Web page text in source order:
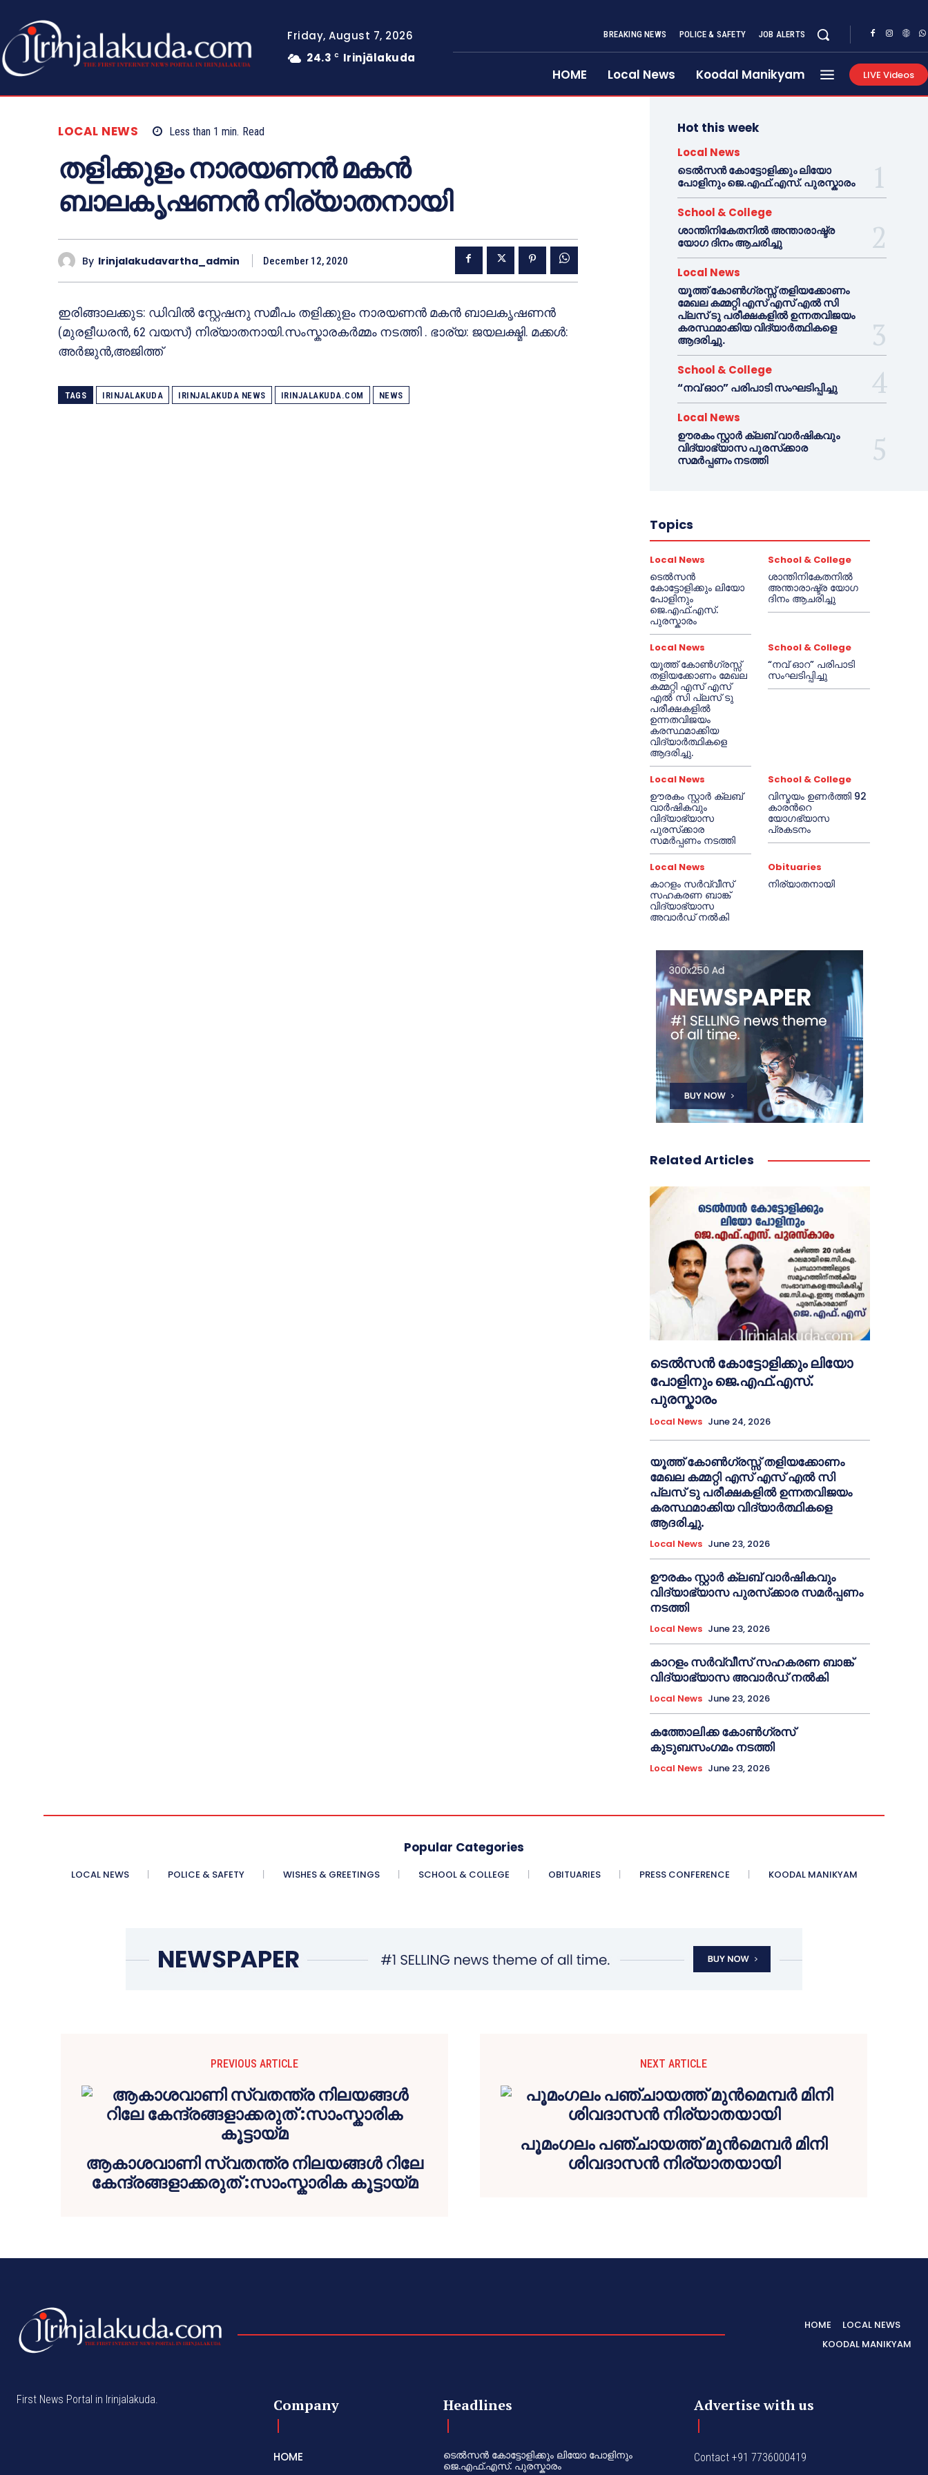
Friday, August 7, 2026
24.3 C Irinjālakuda
BREAKING NEWS POLICE & SAFETY JOB ALERTS
HOME Local News Koodal Manikyam LIVE Videos
LOCAL NEWS Less than 1 min. Read
തളിക്കുളം നാരയണൻ മകൻ
ബാലകൃഷണൻ നിര്യാതനായി
By Irinjalakudavartha_admin December 12, 2020
ഇരിങ്ങാലക്കുട: ഡിവിൽ സ്റ്റേഷനു സമീപം തളിക്കുളം നാരയണൻ മകൻ ബാലകൃഷണൻ
(മുരളീധരൻ, 62 വയസ്) നിര്യാതനായി.സംസ്കാരകർമ്മം നടത്തി . ഭാര്യ: ജയലക്ഷ്മി. മക്കൾ:
അർജുൻ,അജിത്ത്
TAGS IRINJALAKUDA IRINJALAKUDA NEWS IRINJALAKUDA.COM NEWS
Hot this week
Local News
ടെൽസൻ കോട്ടോളിക്കും ലിയോ
പോളിനും ജെ.എഫ്.എസ്. പുരസ്കാരം
School & College
ശാന്തിനികേതനിൽ അന്താരാഷ്ട്ര
യോഗ ദിനം ആചരിച്ചു
Local News
യൂത്ത് കോൺഗ്രസ്സ് തളിയക്കോണം
മേഖല കമ്മറ്റി എസ് എസ് എൽ സി
പ്ലസ് ടു പരീക്ഷകളിൽ ഉന്നതവിജയം
കരസ്ഥമാക്കിയ വിദ്യാർത്ഥികളെ
ആദരിച്ചു.
School & College
“നവ് ഓറ” പരിപാടി സംഘടിപ്പിച്ചു
Local News
ഊരകം സ്റ്റാർ ക്ലബ് വാർഷികവും
വിദ്യാഭ്യാസ പുരസ്‌ക്കാര
സമർപ്പണം നടത്തി
Topics
Local News
ടെൽസൻ
കോട്ടോളിക്കും ലിയോ
പോളിനും
ജെ.എഫ്.എസ്.
പുരസ്കാരം
School & College
ശാന്തിനികേതനിൽ
അന്താരാഷ്ട്ര യോഗ
ദിനം ആചരിച്ചു
Local News
യൂത്ത് കോൺഗ്രസ്സ്
തളിയക്കോണം മേഖല
കമ്മറ്റി എസ് എസ്
എൽ സി പ്ലസ് ടു
പരീക്ഷകളിൽ
ഉന്നതവിജയം
കരസ്ഥമാക്കിയ
വിദ്യാർത്ഥികളെ
ആദരിച്ചു.
School & College
“നവ് ഓറ” പരിപാടി
സംഘടിപ്പിച്ചു
Local News
ഊരകം സ്റ്റാർ ക്ലബ്
വാർഷികവും
വിദ്യാഭ്യാസ
പുരസ്‌ക്കാര
സമർപ്പണം നടത്തി
School & College
വിസ്മയം ഉണർത്തി 92
കാരൻറെ
യോഗഭ്യാസ
പ്രകടനം
Local News
കാറളം സർവ്വീസ്
സഹകരണ ബാങ്ക്
വിദ്യാഭ്യാസ
അവാർഡ് നൽകി
Obituaries
നിര്യാതനായി
Related Articles
ടെൽസൻ കോട്ടോളിക്കും ലിയോ
പോളിനും ജെ.എഫ്.എസ്.
പുരസ്കാരം
Local News June 24, 2026
യൂത്ത് കോൺഗ്രസ്സ് തളിയക്കോണം
മേഖല കമ്മറ്റി എസ് എസ് എൽ സി
പ്ലസ് ടു പരീക്ഷകളിൽ ഉന്നതവിജയം
കരസ്ഥമാക്കിയ വിദ്യാർത്ഥികളെ
ആദരിച്ചു.
Local News June 23, 2026
ഊരകം സ്റ്റാർ ക്ലബ് വാർഷികവും
വിദ്യാഭ്യാസ പുരസ്‌ക്കാര സമർപ്പണം
നടത്തി
Local News June 23, 2026
കാറളം സർവ്വീസ് സഹകരണ ബാങ്ക്
വിദ്യാഭ്യാസ അവാർഡ് നൽകി
Local News June 23, 2026
കത്തോലിക്ക കോൺഗ്രസ്
കുടുബസംഗമം നടത്തി
Local News June 23, 2026
Popular Categories
LOCAL NEWS POLICE & SAFETY WISHES & GREETINGS SCHOOL & COLLEGE OBITUARIES PRESS CONFERENCE KOODAL MANIKYAM
PREVIOUS ARTICLE
ആകാശവാണി സ്വതന്ത്ര നിലയങ്ങൾ റിലേ
കേന്ദ്രങ്ങളാക്കരുത് :സാംസ്കാരിക കൂട്ടായ്മ
NEXT ARTICLE
പൂമംഗലം പഞ്ചായത്ത് മുന്‍മെമ്പര്‍ മിനി
ശിവദാസന്‍ നിര്യാതയായി
HOME
LOCAL NEWS
KOODAL MANIKYAM
First News Portal in Irinjalakuda. Company
HOME
Headlines
ടെൽസൻ കോട്ടോളിക്കും ലിയോ പോളിനും
ജെ.എഫ്.എസ്. പുരസ്കാരം
Advertise with us
Contact +91 7736000419